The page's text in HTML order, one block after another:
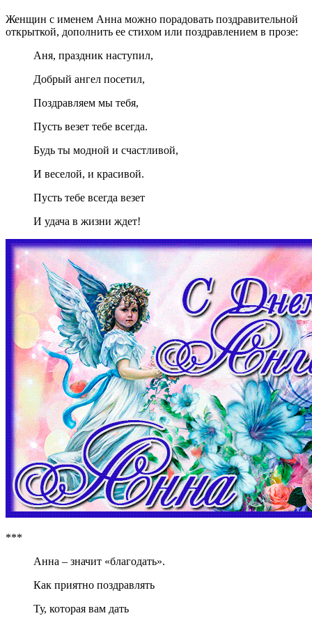
Женщин с именем Анна можно порадовать поздравительной
открыткой, дополнить ее стихом или поздравлением в прозе:
Аня, праздник наступил,
Добрый ангел посетил,
Поздравляем мы тебя,
Пусть везет тебе всегда.
Будь ты модной и счастливой,
И веселой, и красивой.
Пусть тебе всегда везет
И удача в жизни ждет!
***
Анна – значит «благодать».
Как приятно поздравлять
Ту, которая вам дать